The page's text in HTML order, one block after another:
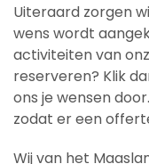
Uiteraard zorgen
wens wordt
activiteiten van
reserveren? Klik
ons je wensen
zodat er een
Wij van het